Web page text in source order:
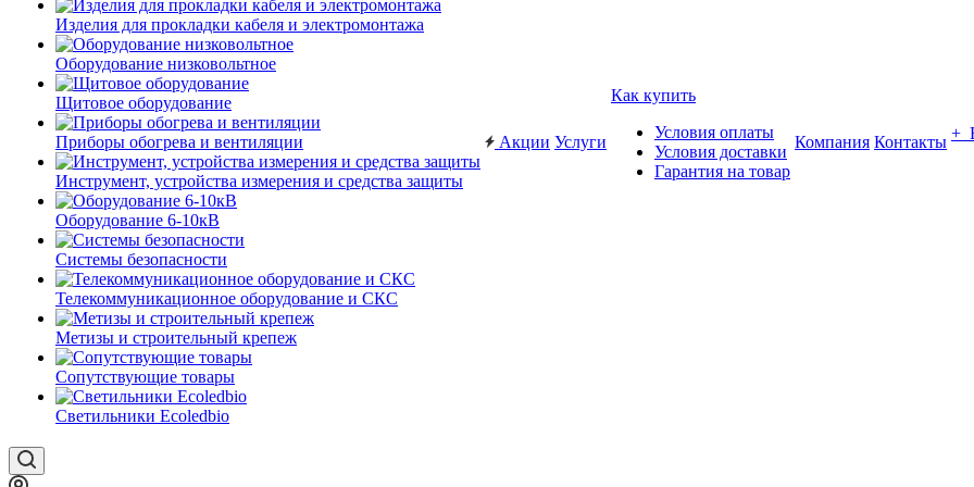
Изделия для прокладки кабеля и электромонтажа
Оборудование низковольтное
Щитовое оборудование
Приборы обогрева и вентиляции
Инструмент, устройства измерения и средства защиты
Оборудование 6-10кВ
Системы безопасности
Телекоммуникационное оборудование и СКС
Метизы и строительный крепеж
Сопутствующие товары
Светильники Ecoledbio
Акции Услуги
Как купить
Условия оплаты
Условия доставки
Гарантия на товар
Компания Контакты +